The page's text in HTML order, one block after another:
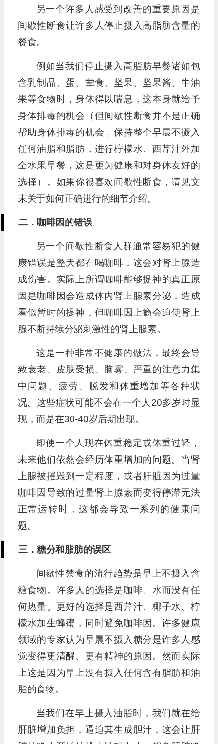
另一个许多人感受到改善的重要原因是
间歇性断食让许多人停止摄入高脂肪含量的
餐食。
例如当我们停止摄入高脂肪早餐诸如包
含乳制品、蛋、荤食、坚果、坚果酱、牛油
果等食物时，身体得以喘息，这本身就给予
身体排毒的机会（但间歇性断食并不是正确
帮助身体排毒的机会，保持整个早晨不摄入
任何油脂和脂肪，进行柠檬水、西芹汁外加
全水果早餐，这是更为健康和对身体友好的
选择）。如果你很喜欢间歇性断食，请见文
末关于如何正确进行的细节介绍。
二．咖啡因的错误
另一个间歇性断食人群通常容易犯的健
康错误是整天都在喝咖啡，这会对肾上腺造
成伤害。实际上所谓咖啡能够提神的真正原
因是咖啡因会造成体内肾上腺素分泌，造成
看似暂时的提神，但咖啡因上瘾会迫使肾上
腺不断持续分泌刺激性的肾上腺素。
这是一种非常不健康的做法，最终会导
致衰老、皮肤受损、脑雾、严重的注意力集
中问题、疲劳、脱发和体重增加等各种状
况。这些症状可能不会在一个人20多岁时显
现，而是在30-40岁后期出现。
即使一个人现在体重稳定或体重过轻，
未来他们依然会经历体重增加的问题。当肾
上腺被摧毁到一定程度，或者肝脏因为过量
咖啡因导致的过量肾上腺素而变得停滞无法
正常运转时，这都会导致一系列的健康问
题。
三．糖分和脂肪的误区
间歇性禁食的流行趋势是早上不摄入含
糖食物。许多人的选择是咖啡、水而没有任
何热量。更好的选择是西芹汁、椰子水、柠
檬水加生蜂蜜，同时避免咖啡因。许多健康
领域的专家认为早晨不摄入糖分是许多人感
觉变得更清醒、更有精神的原因。然而实际
上这是因为早上没有摄入任何含有脂肪和油
脂的食物。
当我们在早上摄入油脂时，我们就在给
肝脏增加负担，逼迫其生成胆汁，这会让肝